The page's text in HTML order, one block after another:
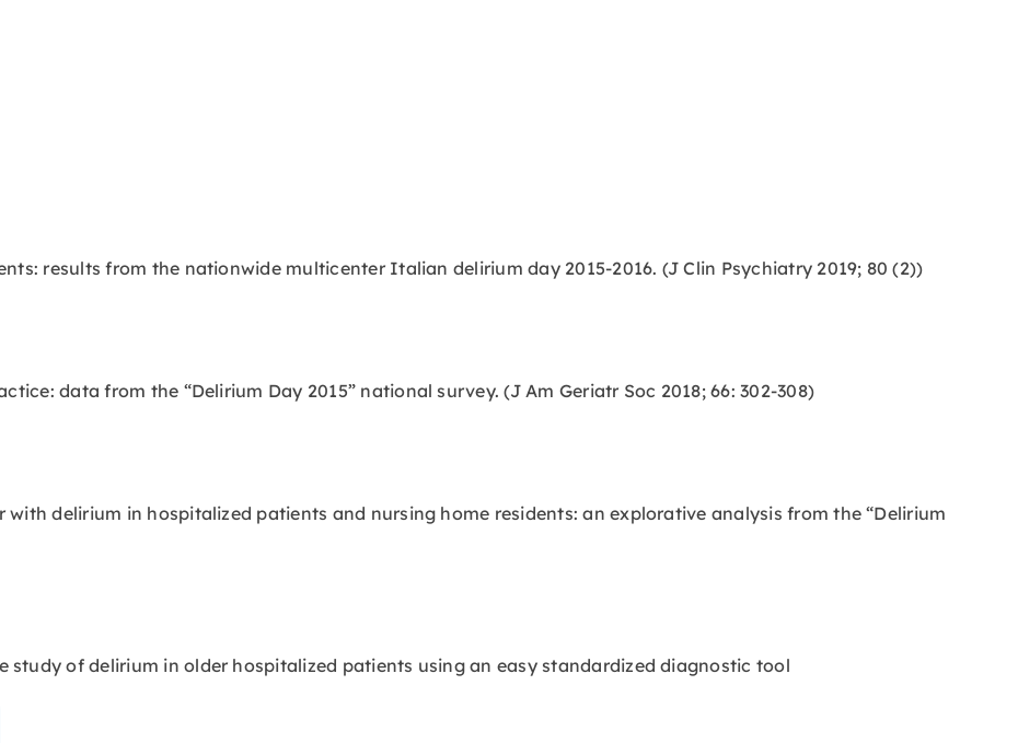
results from the nationwide multicenter Italian delirium day 2015-2016. (J Clin Psychiatry 2019; 80 (2))
data from the “Delirium Day 2015” national survey. (J Am Geriatr Soc 2018; 66: 302-308)
delirium in hospitalized patients and nursing home residents: an explorative analysis from the “Delirium
study of delirium in older hospitalized patients using an easy standardized diagnostic tool